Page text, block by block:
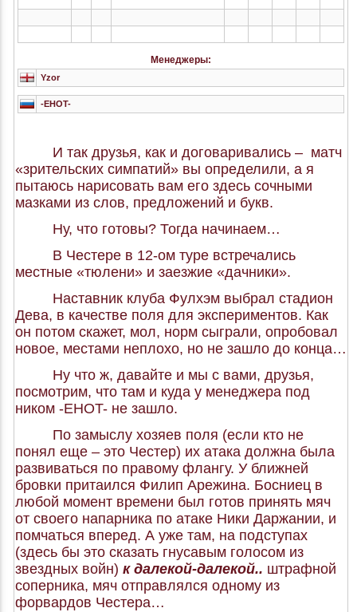
Менеджеры:
Yzor
-EHOT-
И так друзья, как и договаривались – матч
«зрительских симпатий» вы определили, а я
пытаюсь нарисовать вам его здесь сочными
мазками из слов, предложений и букв.
Ну, что готовы? Тогда начинаем…
В Честере в 12-ом туре встречались
местные «тюлени» и заезжие «дачники».
Наставник клуба Фулхэм выбрал стадион
Дева, в качестве поля для экспериментов. Как
он потом скажет, мол, норм сыграли, опробовал
новое, местами неплохо, но не зашло до конца…
Ну что ж, давайте и мы с вами, друзья,
посмотрим, что там и куда у менеджера под
ником -EHOT- не зашло.
По замыслу хозяев поля (если кто не
понял еще – это Честер) их атака должна была
развиваться по правому флангу. У ближней
бровки притаился Филип Арежина. Босниец в
любой момент времени был готов принять мяч
от своего напарника по атаке Ники Даржании, и
помчаться вперед. А уже там, на подступах
(здесь бы это сказать гнусавым голосом из
звездных войн) к далекой-далекой.. штрафной
соперника, мяч отправлялся одному из
форвардов Честера…